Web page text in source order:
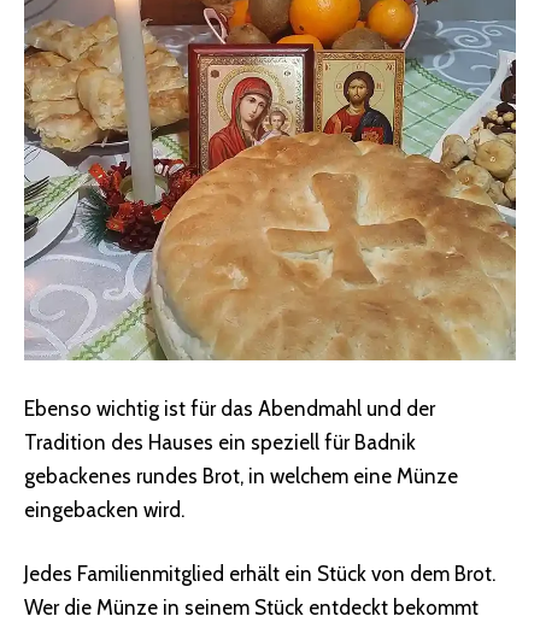
Ebenso wichtig ist für das Abendmahl und der
Tradition des Hauses ein speziell für Badnik
gebackenes rundes Brot, in welchem eine Münze
eingebacken wird.
Jedes Familienmitglied erhält ein Stück von dem Brot.
Wer die Münze in seinem Stück entdeckt bekommt